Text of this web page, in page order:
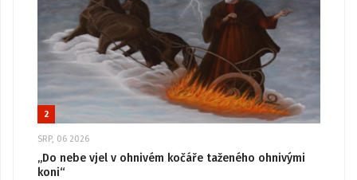
2
SRP, 06 2026
„Do nebe vjel v ohnivém kočáře taženého ohnivými
koni“